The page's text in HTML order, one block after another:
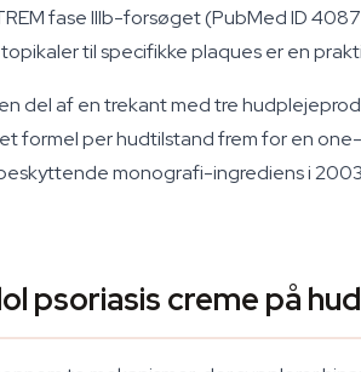
fase IIIb-forsøget (PubMed ID
til specifikke plaques er en
del af en trekant med tre
formel per hudtilstand frem for en
monografi-ingrediens i
psoriasis creme på